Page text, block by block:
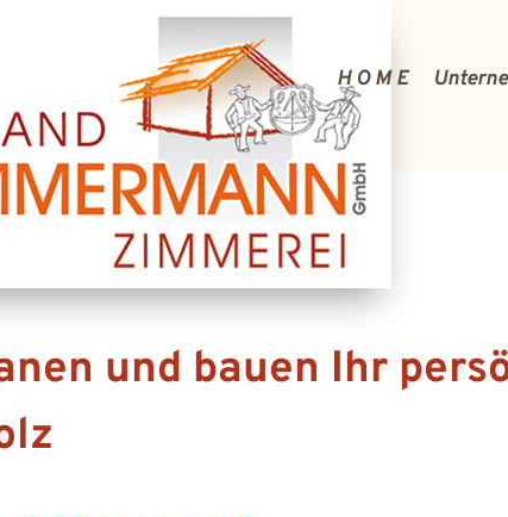
H O M E
und bauen Ihr